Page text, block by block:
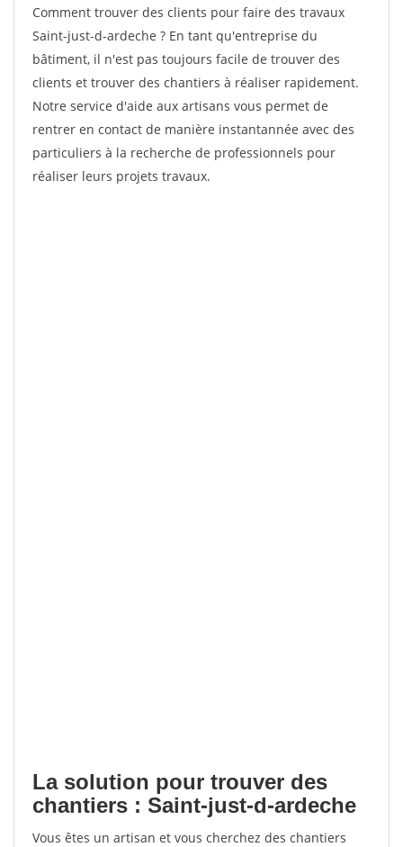
Comment trouver des clients pour faire des travaux
Saint-just-d-ardeche ? En tant qu'entreprise du
bâtiment, il n'est pas toujours facile de trouver des
clients et trouver des chantiers à réaliser rapidement.
Notre service d'aide aux artisans vous permet de
rentrer en contact de manière instantannée avec des
particuliers à la recherche de professionnels pour
réaliser leurs projets travaux.
La solution pour trouver des
chantiers : Saint-just-d-ardeche
Vous êtes un artisan et vous cherchez des chantiers